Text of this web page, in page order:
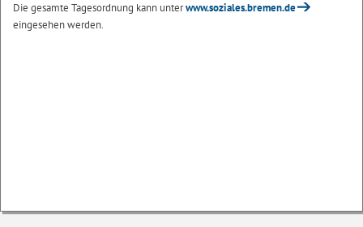
Die gesamte Tagesordnung kann unterwww.soziales.bremen.de
eingesehen werden.